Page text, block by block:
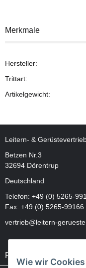
Merkmale
Hersteller:
Trittart:
Artikelgewicht:
Leitern- &
Betzen Nr.3
32694 Dörentrup
Deutschland
Telefon: +49 (0) 5265-
Fax: +49 (0) 5265-99166
vertrieb@leitern-
Rechtliches
Wie wir